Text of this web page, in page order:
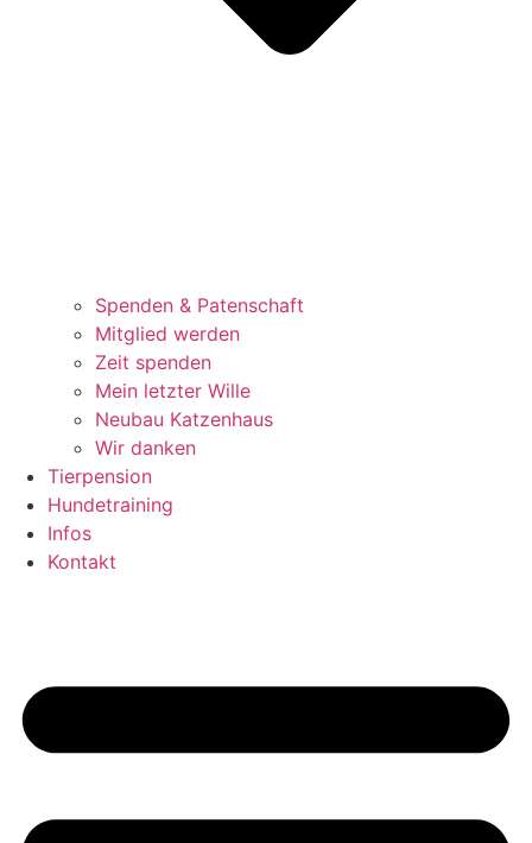
Spenden & Patenschaft
Mitglied werden
Zeit spenden
Mein letzter Wille
Neubau Katzenhaus
Wir danken
Tierpension
Hundetraining
Infos
Kontakt